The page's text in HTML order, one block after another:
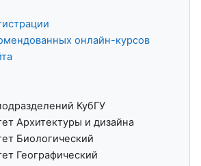
онлайн-курсов
КубГУ
Архитектуры и дизайна
Биологический
Географический